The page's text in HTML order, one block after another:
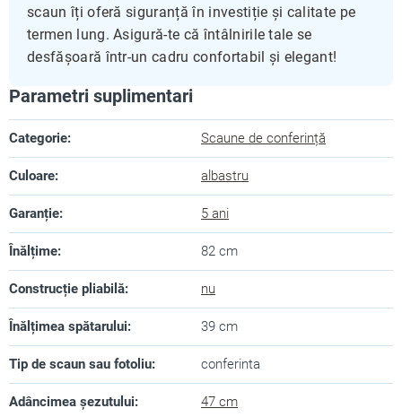
scaun îți oferă siguranță în investiție și calitate pe
termen lung. Asigură-te că întâlnirile tale se
desfășoară într-un cadru confortabil și elegant!
Parametri suplimentari
Categorie: Scaune de conferință
Culoare: albastru
Garanție: 5 ani
Înălțime: 82 cm
Construcție pliabilă: nu
Înălțimea spătarului: 39 cm
Tip de scaun sau fotoliu: conferinta
Adâncimea șezutului: 47 cm